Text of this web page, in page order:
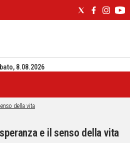
8.08.2026
e il senso della vita